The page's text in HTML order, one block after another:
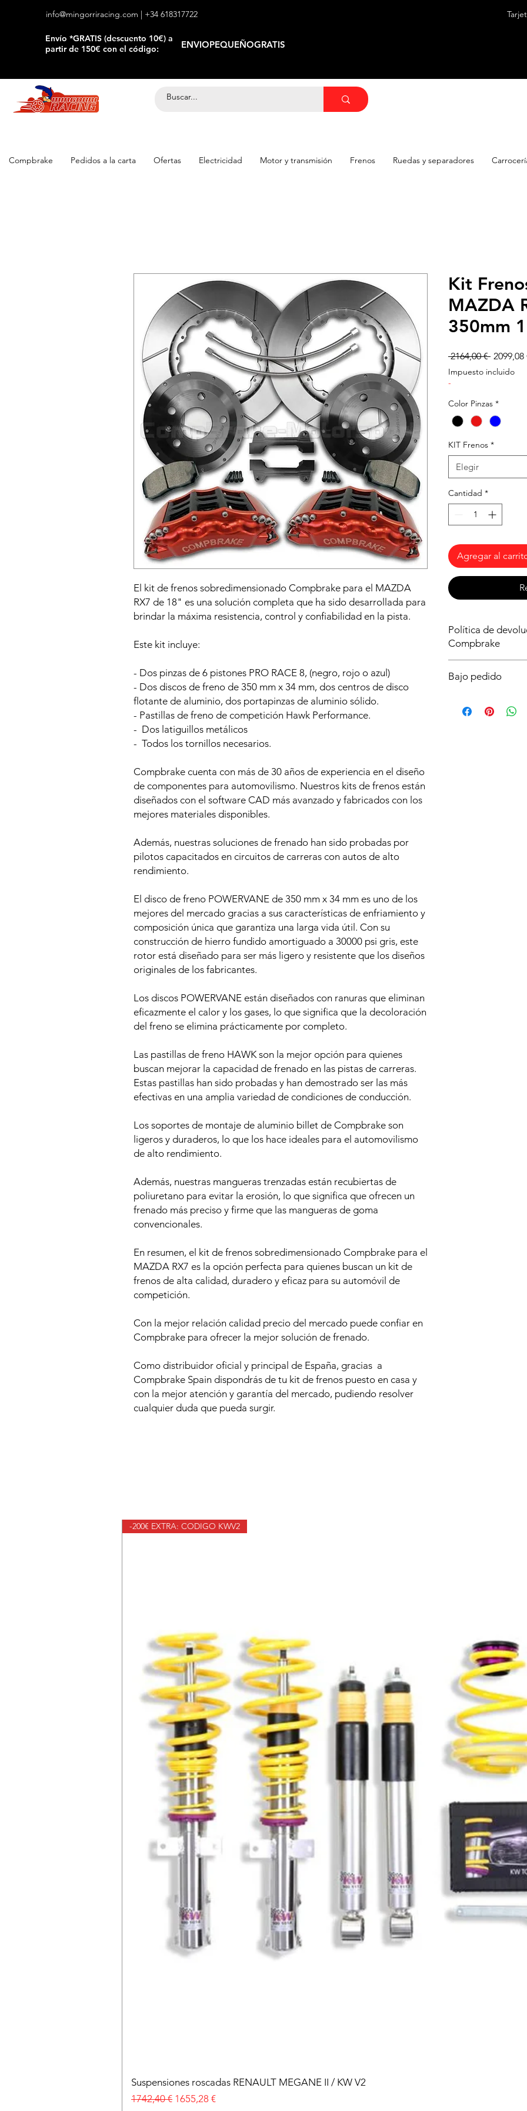
info@mingorriracing.com | +34 618317722
​Envío *GRATIS (descuento 10€) a
partir de 150€ con el código:
ENVIOPEQUEÑOGRATIS
Compbrake Pedidos a la carta Ofertas Electricidad Motor y transmisión Frenos Ruedas y separadores
El kit de frenos sobredimensionado Compbrake para el MAZDA
RX7 de 18" es una solución completa que ha sido desarrollada para
brindar la máxima resistencia, control y confiabilidad en la pista.
Este kit incluye:
- Dos pinzas de 6 pistones PRO RACE 8, (negro, rojo o azul)
- Dos discos de freno de 350 mm x 34 mm, dos centros de disco
flotante de aluminio, dos portapinzas de aluminio sólido.
- Pastillas de freno de competición Hawk Performance.
- Dos latiguillos metálicos
- Todos los tornillos necesarios.
Compbrake cuenta con más de 30 años de experiencia en el diseño
de componentes para automovilismo. Nuestros kits de frenos están
diseñados con el software CAD más avanzado y fabricados con los
mejores materiales disponibles.
Además, nuestras soluciones de frenado han sido probadas por
pilotos capacitados en circuitos de carreras con autos de alto
rendimiento.
El disco de freno POWERVANE de 350 mm x 34 mm es uno de los
mejores del mercado gracias a sus características de enfriamiento y
composición única que garantiza una larga vida útil. Con su
construcción de hierro fundido amortiguado a 30000 psi gris, este
rotor está diseñado para ser más ligero y resistente que los diseños
originales de los fabricantes.
Los discos POWERVANE están diseñados con ranuras que eliminan
eficazmente el calor y los gases, lo que significa que la decoloración
del freno se elimina prácticamente por completo.
Las pastillas de freno HAWK son la mejor opción para quienes
buscan mejorar la capacidad de frenado en las pistas de carreras.
Estas pastillas han sido probadas y han demostrado ser las más
efectivas en una amplia variedad de condiciones de conducción.
Los soportes de montaje de aluminio billet de Compbrake son
ligeros y duraderos, lo que los hace ideales para el automovilismo
de alto rendimiento.
Además, nuestras mangueras trenzadas están recubiertas de
poliuretano para evitar la erosión, lo que significa que ofrecen un
frenado más preciso y firme que las mangueras de goma
convencionales.
En resumen, el kit de frenos sobredimensionado Compbrake para el
MAZDA RX7 es la opción perfecta para quienes buscan un kit de
frenos de alta calidad, duradero y eficaz para su automóvil de
competición.
Con la mejor relación calidad precio del mercado puede confiar en
Compbrake para ofrecer la mejor solución de frenado.
Como distribuidor oficial y principal de España, gracias a
Compbrake Spain dispondrás de tu kit de frenos puesto en casa y
con la mejor atención y garantía del mercado, pudiendo resolver
cualquier duda que pueda surgir.
Kit
MAZDA
350mm
2164,00 € Precio
2099,08
Impuesto incluido
-
Color Pinzas *
KIT Frenos *
Elegir
Cantidad *
Agregar al
Política de
Compbrake
importante
o lo intentes montar
Bajo pedido
plazo de entrega es
-200€ EXTRA: CODIGO KWV2
Suspensiones roscadas RENAULT MEGANE II / KW V2
Precio
1742,40 € Precio de oferta
1655,28 €